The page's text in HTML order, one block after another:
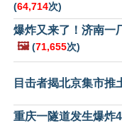
(64,714次)
爆炸又来了！济南一
🖼️ (71,655次)
目击者揭北京集市推
重庆一隧道发生爆炸